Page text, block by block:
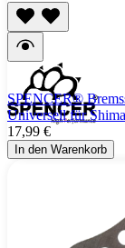
SPENCER®
Universell für
17,99 €
In den Warenkorb